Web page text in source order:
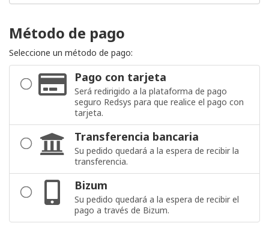
Método de pago
Seleccione un método de pago:
Pago con tarjeta
Será redirigido a la plataforma de pago
seguro Redsys para que realice el pago con
tarjeta.
Transferencia bancaria
Su pedido quedará a la espera de recibir la
transferencia.
Bizum
Su pedido quedará a la espera de recibir el
pago a través de Bizum.